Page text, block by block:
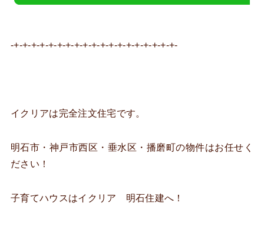
-+-+-+-+-+-+-+-+-+-+-+-+-+-+-+-+-+-+-+-
イクリアは完全注文住宅です。
明石市・神戸市西区・垂水区・播磨町の物件はお任せく
ださい！
子育てハウスはイクリア 明石住建へ！